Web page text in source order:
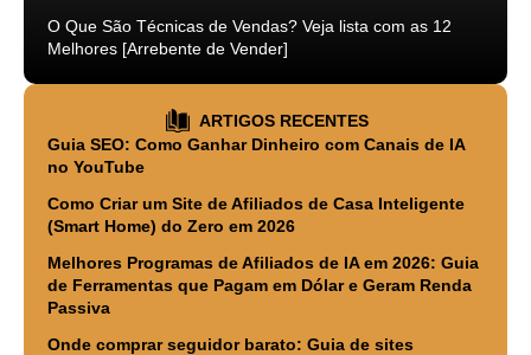
O Que São Técnicas de Vendas? Veja lista com as 12
Melhores [Arrebente de Vender]
ARTIGOS RECENTES
Guia SEO: Como Ganhar Dinheiro com Canais de IA
no YouTube
Como Criar um Site de Afiliados de Casa Inteligente
(Smart Home) do Zero em 2026
Melhores Programas de Afiliados de IA em 2026: Guia
de Ferramentas que Pagam em Dólar e Geram Renda
Passiva
Onde comprar seguidor barato: Guia de sites